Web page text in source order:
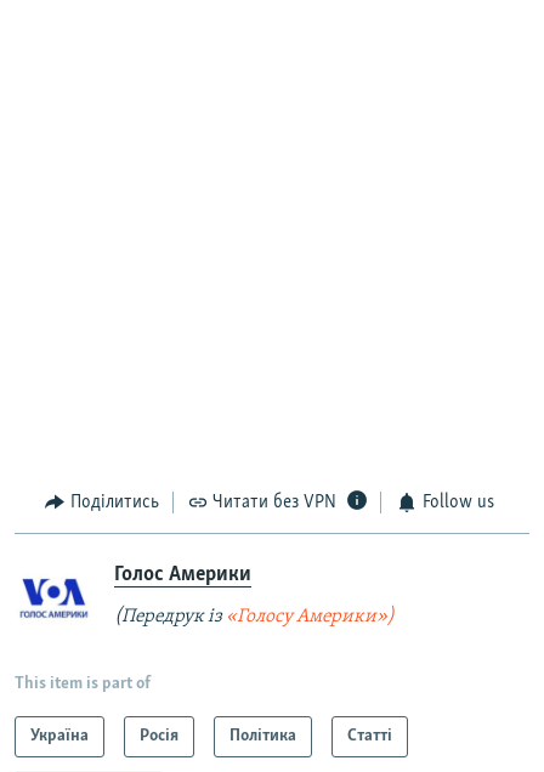
Поділитись Читати без VPN Follow us
Голос Америки
(Передрук із «Голосу Америки»)
This item is part of
Україна Росія Політика Статті